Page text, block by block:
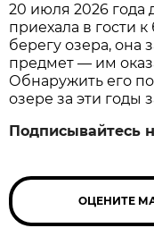
20 июля 2026 года
приехала в гости
берегу озера, она
предмет — им
Обнаружить его
озере за эти годы
Подписывайтесь
ОЦЕНИТЕ